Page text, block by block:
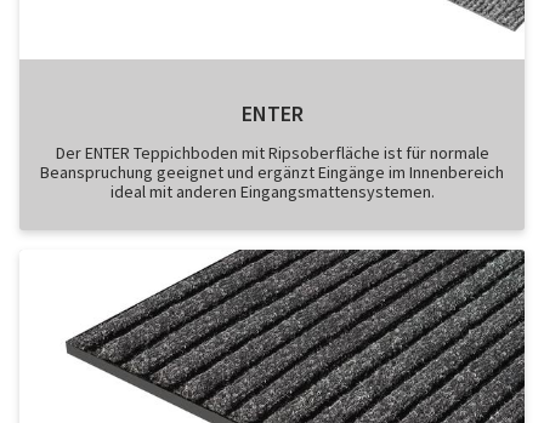
ENTER
Der ENTER Teppichboden mit Ripsoberfläche ist für normale
Beanspruchung geeignet und ergänzt Eingänge im Innenbereich
ideal mit anderen Eingangsmattensystemen.